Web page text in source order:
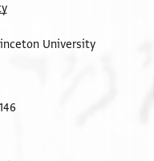
University